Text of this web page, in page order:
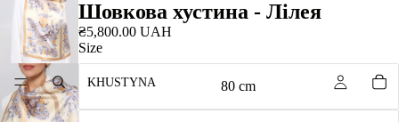
KHUSTYNA
Шовкова хустина - Лілея
₴5,800.00 UAH
Size
80 cm